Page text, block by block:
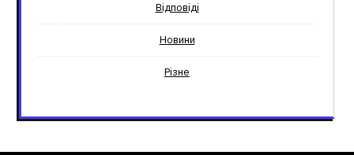
Відповіді
Новини
Різне